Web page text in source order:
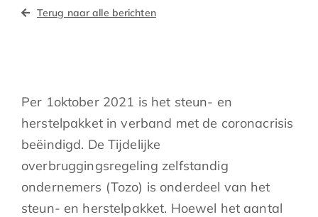
Terug naar alle berichten
Per 1oktober 2021 is het steun- en
herstelpakket in verband met de coronacrisis
beëindigd. De Tijdelijke
overbruggingsregeling zelfstandig
ondernemers (Tozo) is onderdeel van het
steun- en herstelpakket. Hoewel het aantal